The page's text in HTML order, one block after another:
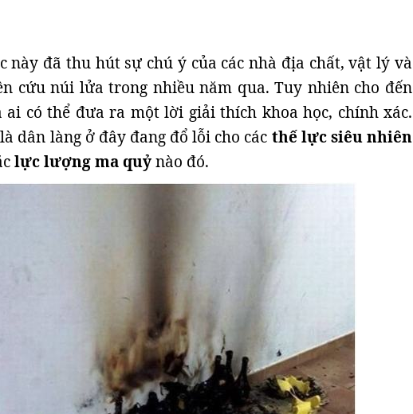
này đã thu hút sự chú ý của các nhà địa chất, vật lý và
cứu núi lửa trong nhiều năm qua. Tuy nhiên cho đến
ai có thể đưa ra một lời giải thích khoa học, chính xác.
dân làng ở đây đang đổ lỗi cho các thế lực siêu nhiên
lực lượng ma quỷnào đó.